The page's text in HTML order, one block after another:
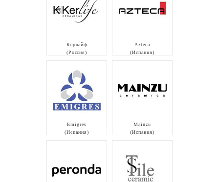
Керлайф
(Россия)
Azteca
(Испания)
Emigres
(Испания)
Mainzu
(Испания)